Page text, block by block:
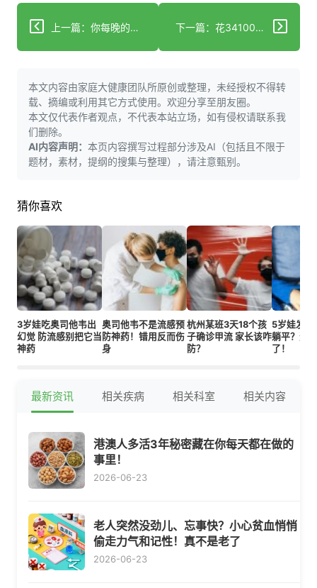
上一篇：你每晚的侧睡正在悄悄毁掉身体？ 下一篇：花34100元买的抗癌神药？竟是摧毁骨髓的毒药
本文内容由家庭大健康团队所原创或整理，未经授权不得转
载、摘编或利用其它方式使用。欢迎分享至朋友圈。
本文仅代表作者观点，不代表本站立场，如有侵权请联系我
们删除。
AI内容声明： 本页内容撰写过程部分涉及AI（包括且不限于
题材，素材，提纲的搜集与整理），请注意甄别。
猜你喜欢
3岁娃吃奥司他韦出
幻觉 防流感别把它当
神药
奥司他韦不是流感预
防神药！错用反而伤
身
杭州某班3天18个孩
子确诊甲流 家长该咋
防？
5岁娃发烧
躺平？这
了！
最新资讯 相关疾病 相关科室 相关内容
港澳人多活3年秘密藏在你每天都在做的
事里！
2026-06-23
老人突然没劲儿、忘事快？小心贫血悄悄
偷走力气和记性！真不是老了
2026-06-23